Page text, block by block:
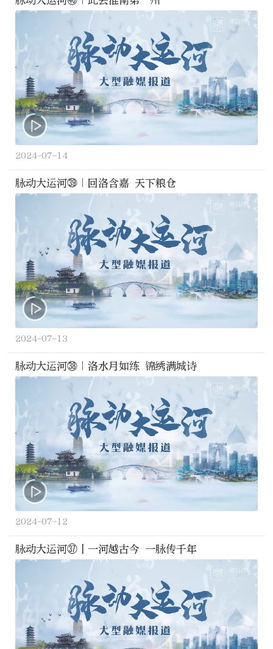
2024-07-14
脉动大运河㊴｜回洛含嘉 天下粮仓
2024-07-13
脉动大运河㊳｜洛水月如练 锦绣满城诗
2024-07-12
脉动大运河㊲丨一河越古今 一脉传千年